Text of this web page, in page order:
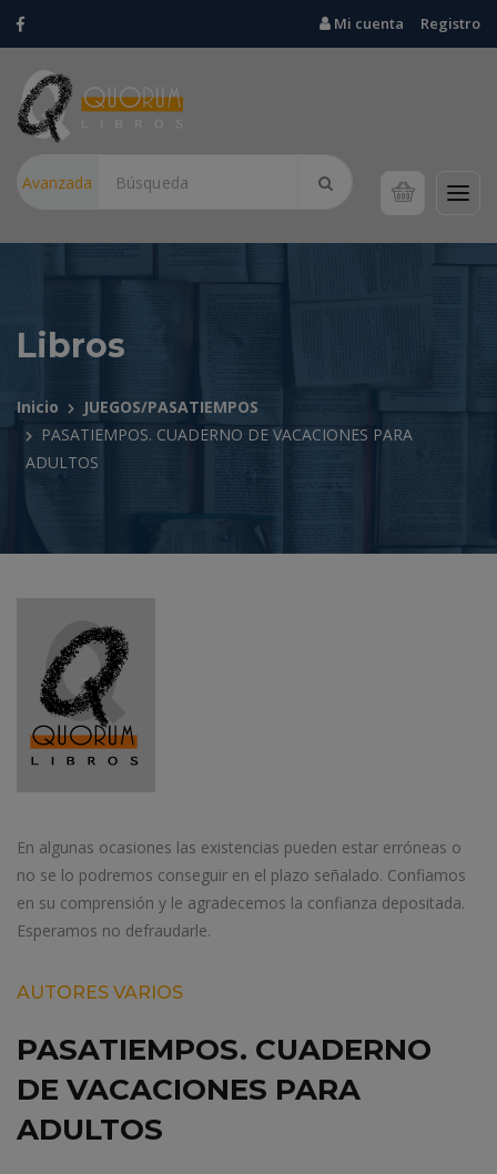
Mi cuenta Registro
Avanzada
Libros
Inicio
JUEGOS/PASATIEMPOS
PASATIEMPOS. CUADERNO DE VACACIONES PARA
ADULTOS
En algunas ocasiones las existencias pueden estar erróneas o
no se lo podremos conseguir en el plazo señalado. Confiamos
en su comprensión y le agradecemos la confianza depositada.
Esperamos no defraudarle.
AUTORES VARIOS
PASATIEMPOS. CUADERNO
DE VACACIONES PARA
ADULTOS